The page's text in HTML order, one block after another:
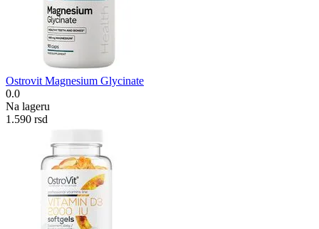
Ostrovit Magnesium Glycinate
0.0
Na lageru
1.590 rsd